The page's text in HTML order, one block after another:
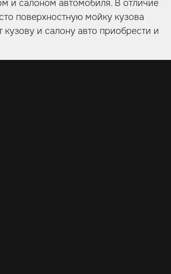
и салоном автомобиля. В отличие
поверхностную мойку кузова
и салону авто приобрести и